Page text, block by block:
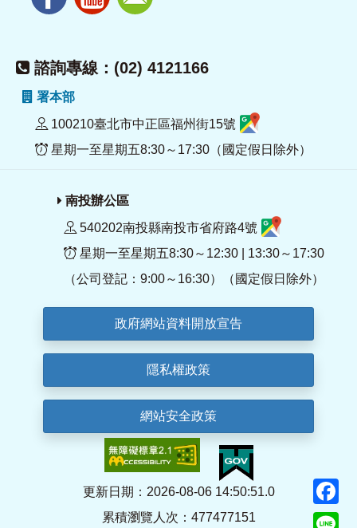
諮詢專線：(02) 4121166
署本部
100210臺北市中正區福州街15號
星期一至星期五8:30～17:30（國定假日除外）
南投辦公區
540202南投縣南投市省府路4號
星期一至星期五8:30～12:30 | 13:30～17:30
（公司登記：9:00～16:30）（國定假日除外）
政府網站資料開放宣告
隱私權政策
網站安全政策
更新日期：2026-08-06 14:50:51.0
累積瀏覽人次：477477151